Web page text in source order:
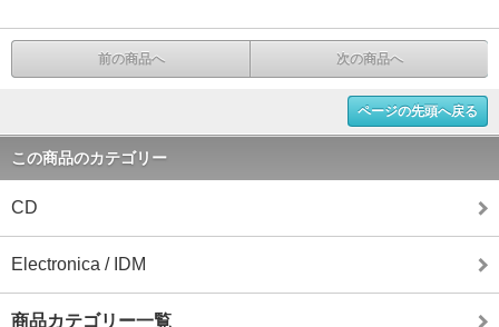
前の商品へ 次の商品へ
ページの先頭へ戻る
この商品のカテゴリー
CD
Electronica / IDM
商品カテゴリー一覧